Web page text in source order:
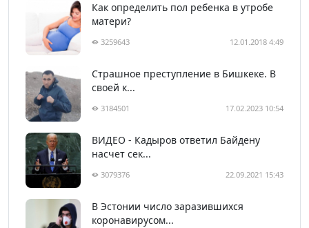
Как определить пол ребенка в утробе
матери?
3259643 12.01.2018 4:49
Страшное преступление в Бишкеке. В
своей к...
3184501 17.02.2023 10:54
ВИДЕО - Кадыров ответил Байдену
насчет сек...
3079376 22.09.2021 15:43
В Эстонии число заразившихся
коронавирусом...